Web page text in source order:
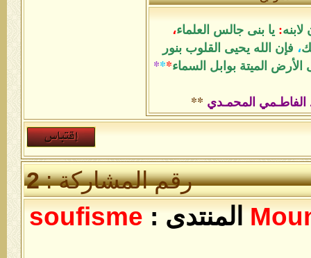
: يا بنى جالس العلماء،
، فإن الله يحيى القلوب بنور
الميتة بوابل السماء*
*
*
الفاطـمي المحمـدي **
رقم المشاركة :2
المنتدى : soufisme